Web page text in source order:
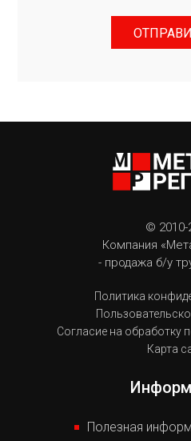
© 2010-
Компания
- продажа б/у
Политика
Согласие на обработку
Карта
Полезная